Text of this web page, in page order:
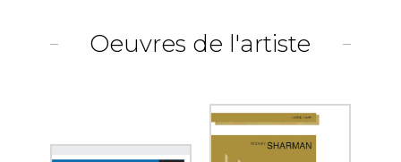
Oeuvres de l'artiste